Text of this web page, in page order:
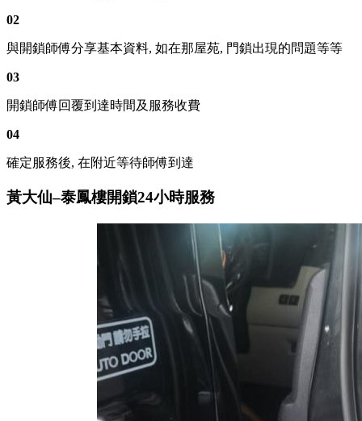
02
與開鎖師傅分享基本資料, 如在那屋苑, 門鎖出現的問題等等
03
開鎖師傅回覆到達時間及服務收費
04
確定服務後, 在附近等待師傅到達
黃大仙–泰鳳樓開鎖24小時服務